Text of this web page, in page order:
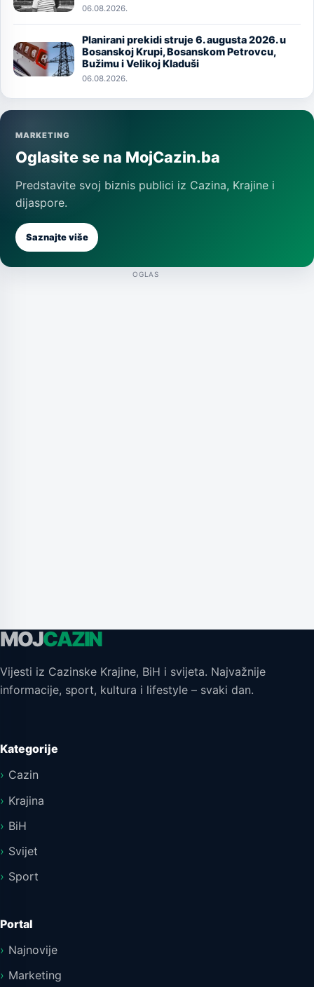
06.08.2026.
Image
Planirani prekidi struje 6. augusta 2026. u
Bosanskoj Krupi, Bosanskom Petrovcu,
Bužimu i Velikoj Kladuši
06.08.2026.
MARKETING
Oglasite se na MojCazin.ba
Predstavite svoj biznis publici iz Cazina, Krajine i
dijaspore.
Saznajte više
OGLAS
MOJCAZIN
Vijesti iz Cazinske Krajine, BiH i svijeta. Najvažnije
informacije, sport, kultura i lifestyle – svaki dan.
Kategorije
Cazin
Krajina
BiH
Svijet
Sport
Portal
Najnovije
Marketing